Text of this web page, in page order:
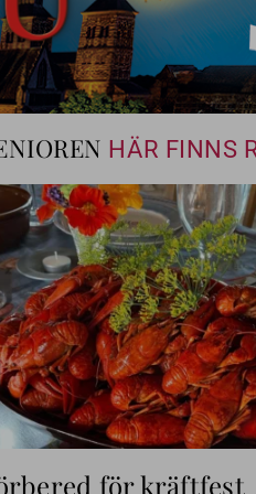
HÄR FINNS
för kräftfest